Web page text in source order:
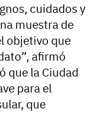
cuidados y
muestra de
objetivo que
afirmó
que la Ciudad
para el
que